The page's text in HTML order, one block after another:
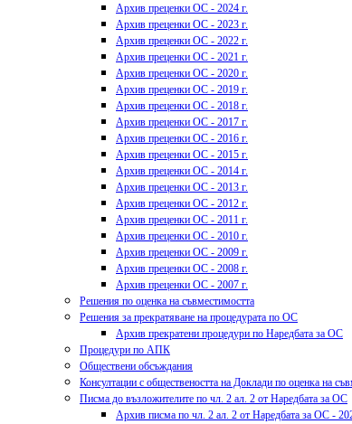
Архив преценки ОС - 2024 г.
Архив преценки ОС - 2023 г.
Архив преценки ОС - 2022 г.
Архив преценки ОС - 2021 г.
Архив преценки ОС - 2020 г.
Архив преценки ОС - 2019 г.
Архив преценки ОС - 2018 г.
Архив преценки ОС - 2017 г.
Архив преценки ОС - 2016 г.
Архив преценки ОС - 2015 г.
Архив преценки ОС - 2014 г.
Архив преценки ОС - 2013 г.
Архив преценки ОС - 2012 г.
Архив преценки ОС - 2011 г.
Архив преценки ОС - 2010 г.
Архив преценки ОС - 2009 г.
Архив преценки ОС - 2008 г.
Архив преценки ОС - 2007 г.
Решения по оценка на съвместимостта
Решения за прекратяване на процедурата по ОС
Архив прекратени процедури по Наредбата за ОС
Процедури по АПК
Обществени обсъждания
Консултации с обществеността на Доклади по оценка на
Писма до възложителите по чл. 2 ал. 2 от Наредбата за ОС
Архив писма по чл. 2 ал. 2 от Наредбата за ОС -